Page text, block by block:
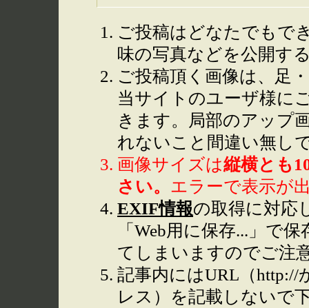
ご投稿はどなたでもで
味の写真などを公開す
ご投稿頂く画像は、足
当サイトのユーザ様に
きます。局部のアップ
れないこと間違い無し
画像サイズは縦横とも
さい。 エラーで表示が
EXIF情報の取得に対応
「Web用に保存...」で
てしまいますのでご注
記事内にはURL（
レス）を記載しないで